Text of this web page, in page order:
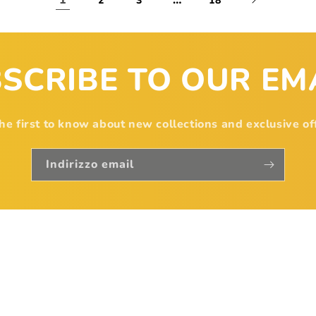
TO OUR
first to know about new collections and exclusive
Indirizzo email